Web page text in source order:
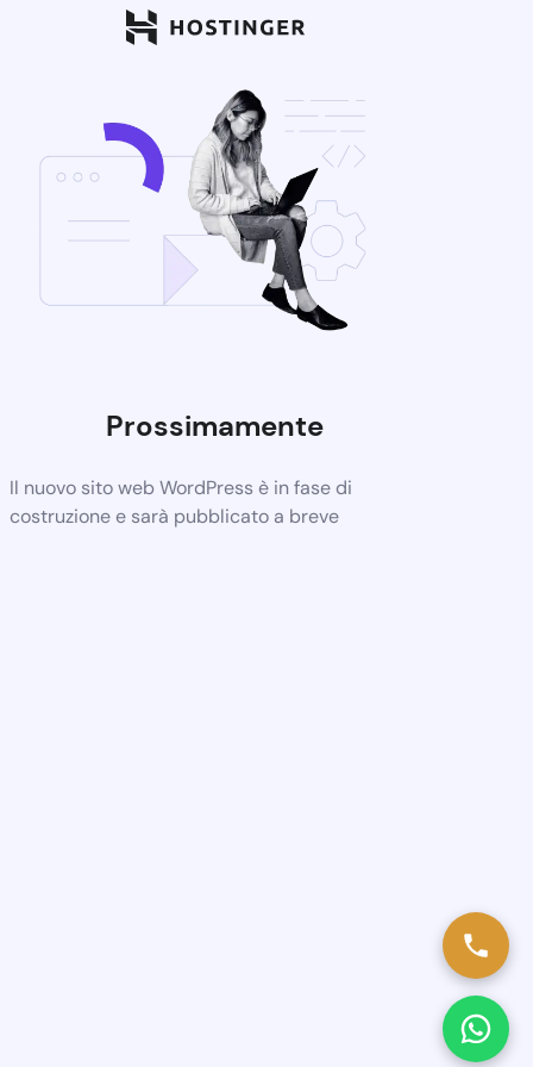
Prossimamente
Il nuovo sito web WordPress è in fase di
costruzione e sarà pubblicato a breve